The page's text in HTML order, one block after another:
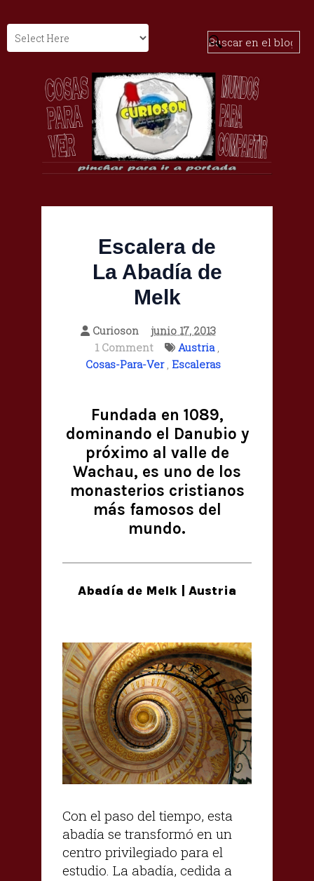
Escalera de
La Abadía de
Melk
Curioson
junio 17, 2013
1 Comment
Austria,
Cosas-Para-Ver, Escaleras
Fundada en 1089,
dominando el Danubio y
próximo al valle de
Wachau, es uno de los
monasterios cristianos
más famosos del
mundo.
Abadía de Melk | Austria
Con el paso del tiempo, esta
abadía se transformó en un
centro privilegiado para el
estudio. La abadía, cedida a